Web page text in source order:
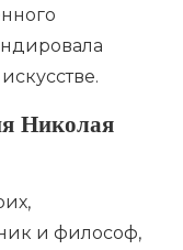
Николая
и философ,